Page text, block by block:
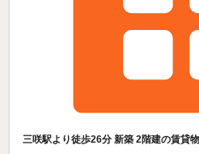
三咲駅より徒歩26分 新築 2階建の賃貸